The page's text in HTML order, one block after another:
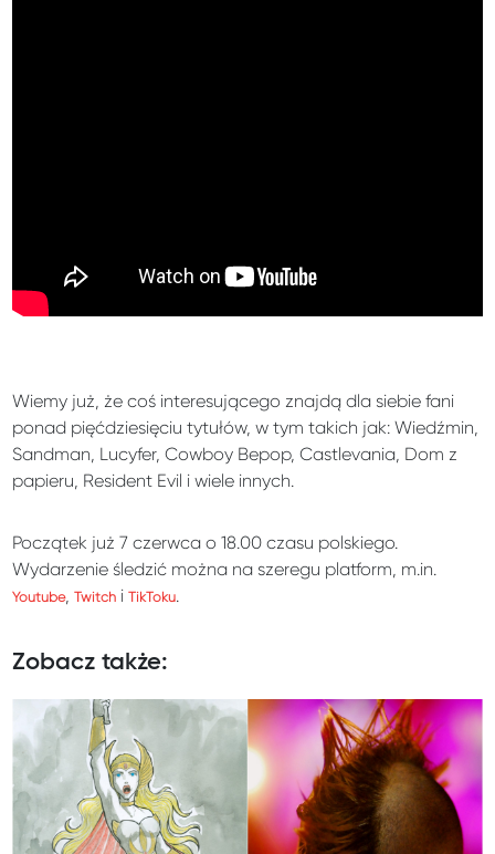
Wiemy już, że coś interesującego znajdą dla siebie fani
ponad pięćdziesięciu tytułów, w tym takich jak: Wiedźmin,
Sandman, Lucyfer, Cowboy Bepop, Castlevania, Dom z
papieru, Resident Evil i wiele innych.
Początek już 7 czerwca o 18.00 czasu polskiego.
Wydarzenie śledzić można na szeregu platform, m.in.
Youtube,Twitch iTikToku.
Zobacz także: